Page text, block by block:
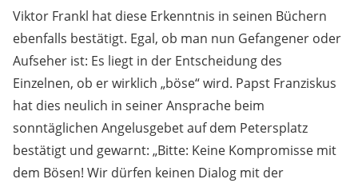
Viktor Frankl hat diese Erkenntnis in seinen Büchern
ebenfalls bestätigt. Egal, ob man nun Gefangener oder
Aufseher ist: Es liegt in der Entscheidung des
Einzelnen, ob er wirklich „böse“ wird. Papst Franziskus
hat dies neulich in seiner Ansprache beim
sonntäglichen Angelusgebet auf dem Petersplatz
bestätigt und gewarnt: „Bitte: Keine Kompromisse mit
dem Bösen! Wir dürfen keinen Dialog mit der